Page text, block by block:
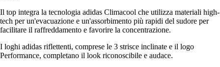
Il top integra la tecnologia adidas Climacool che utilizza materiali high-
tech per un'evacuazione e un'assorbimento più rapidi del sudore per
facilitare il raffreddamento e favorire la concentrazione.
I loghi adidas riflettenti, comprese le 3 strisce inclinate e il logo
Performance, completano il look riconoscibile e audace.